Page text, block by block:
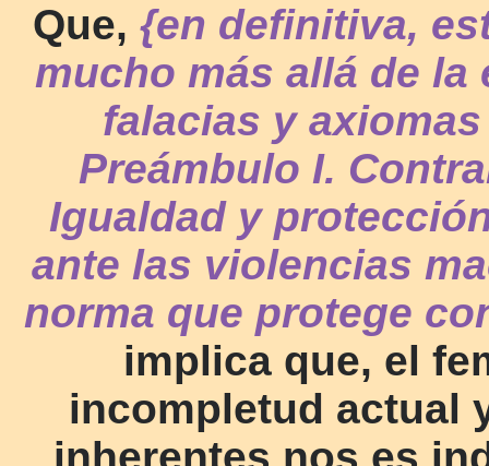
Que, {en definitiva,
mucho más allá de la
falacias y
Preámbulo I.
Igualdad y
ante las violencias
norma que protege
implica que, el
incompletud actual